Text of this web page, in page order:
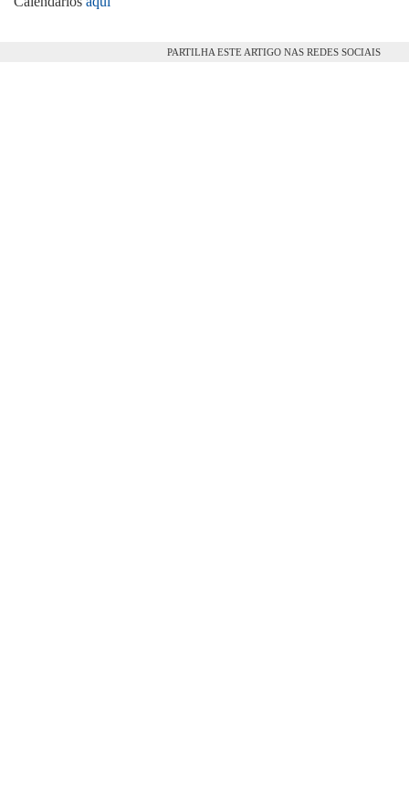
PARTILHA ESTE ARTIGO NAS REDES SOCIAIS